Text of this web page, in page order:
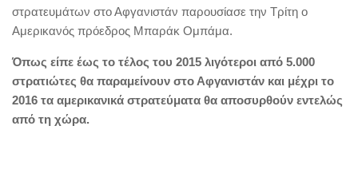
στρατευμάτων στο Αφγανιστάν παρουσίασε την Τρίτη ο
Αμερικανός πρόεδρος Μπαράκ Ομπάμα.
Όπως είπε έως το τέλος του 2015 λιγότεροι από 5.000
στρατιώτες θα παραμείνουν στο Αφγανιστάν και μέχρι το
2016 τα αμερικανικά στρατεύματα θα αποσυρθούν εντελώς
από τη χώρα.